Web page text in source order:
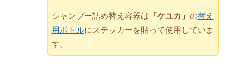
シャンプー詰め替え容器は 「ケユカ」 の替え
用ボトルにステッカーを貼って使用していま
す。